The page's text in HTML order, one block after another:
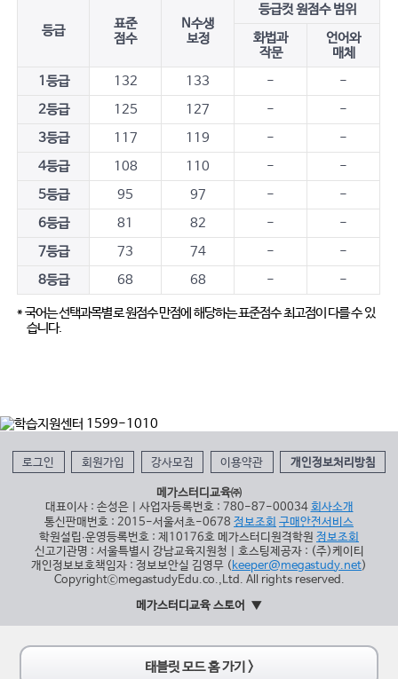
등급
표준
점수
N수생
보정
등급컷 원점수 범위
화법과
작문
언어와
매체
1등급
132 133 -
-
2등급
125 127 -
-
3등급
117 119 -
-
4등급
108 110 -
-
5등급
95 97 -
-
6등급
81 82 -
-
7등급
73 74 -
-
8등급
68 68 - -
* 국어는 선택과목별로 원점수 만점에 해당하는 표준점수 최고점이 다를 수 있
습니다.
로그인 회원가입 강사모집 이용약관 개인정보처리방침
메가스터디교육㈜
대표이사 : 손성은 | 사업자등록번호 : 780-87-00034 회사소개
통신판매번호 : 2015-서울서초-0678 정보조회 구매안전서비스
학원설립∙운영등록번호 : 제10176호 메가스터디원격학원 정보조회
신고기관명 : 서울특별시 강남교육지원청 | 호스팅제공자 : (주)케이티
개인정보보호책임자 : 정보보안실 김영무 ( keeper@megastudy.net)
CopyrightⓒmegastudyEdu.co.,Ltd. All rights reserved.
메가스터디교육 스토어
태블릿 모드 홈 가기 >